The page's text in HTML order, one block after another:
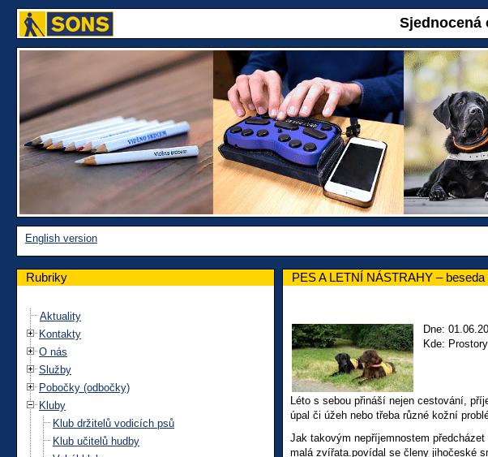
Sjednocená
English version
Rubriky
Aktuality
Kontakty
O nás
Služby
Pobočky (odbočky)
Kluby
Klub držitelů vodicích psů
Klub učitelů hudby
PES A LETNÍ NÁSTRAHY –
Dne:
Kde:
Léto s sebou přináší nejen cestování,
úpal či úžeh nebo třeba různé kožní
Jak takovým nepříjemnostem
malá zvířata.povídal se členy jihočeské